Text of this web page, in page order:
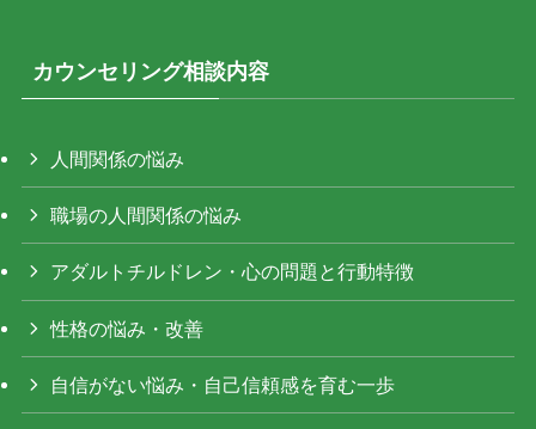
カウンセリング相談内容
人間関係の悩み
職場の人間関係の悩み
アダルトチルドレン・心の問題と行動特徴
性格の悩み・改善
自信がない悩み・自己信頼感を育む一歩